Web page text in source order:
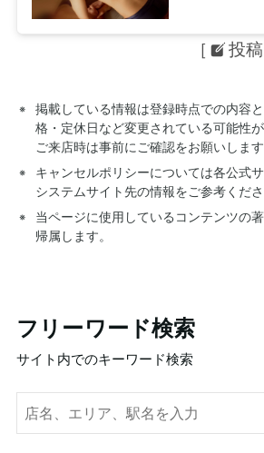
［ 投
掲載している情報は登録時点での内容
格・定休日など変更されている可能性
ご来店時は事前にご確認をお願いします
キャンセルポリシーについては各公式
システムサイト先の情報をご参考くださ
当ページに使用しているコンテンツの
帰属します。
フリーワード検索
サイト内でのキーワード検索
検
索